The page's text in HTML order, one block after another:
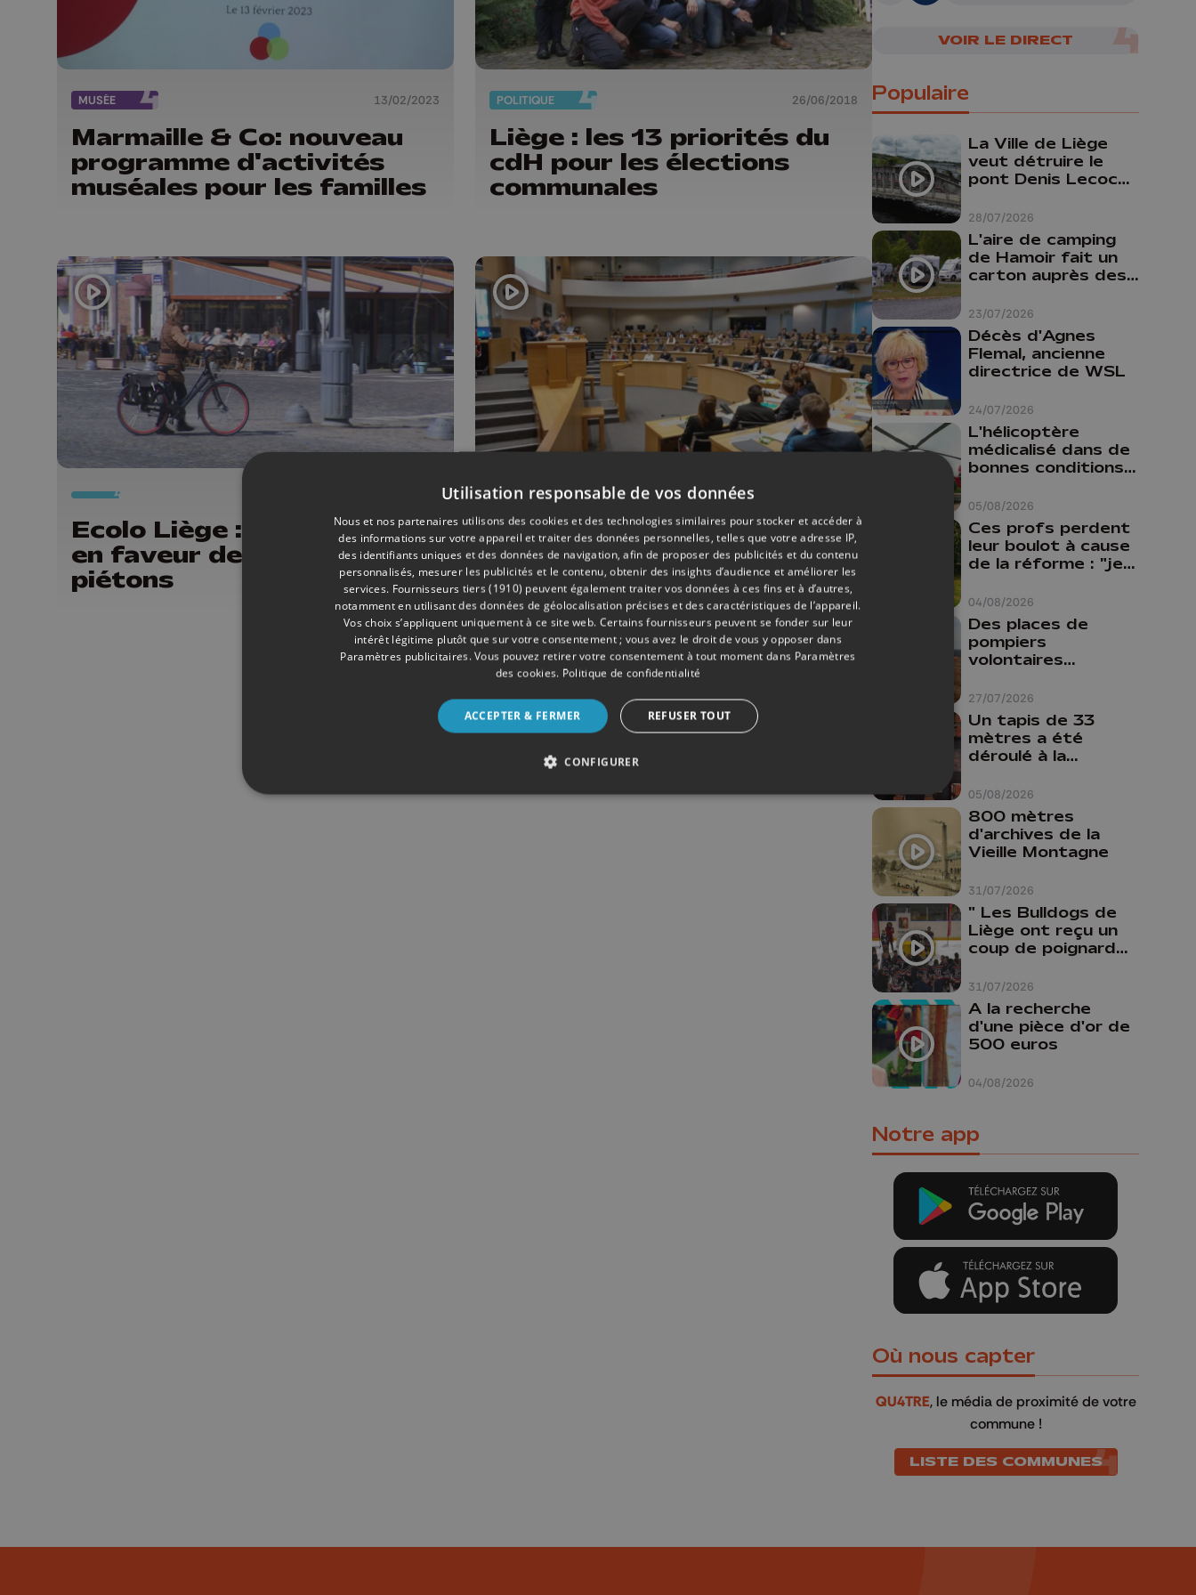
MUSÉE 13/02/2023
Marmaille & Co: nouveau
programme d'activités
muséales pour les familles
POLITIQUE 26/06/2018
Liège : les 13 priorités du
cdH pour les élections
communales
Ecolo Liège : propositions
en faveur des cyclistes et
piétons
POLITIQUE
22ème session du
Parlement Jeunesse, c'est
parti !
VOIR LE DIRECT
Populaire
28/07/2026
La Ville de Liège
veut détruire le
pont Denis Lecocq
budget pour le
faire
23/07/2026
L'aire de camping
de Hamoir fait un
carton auprès des
24/07/2026
Décès d'Agnes
Flemal, ancienne
directrice de WSL
05/08/2026
L'hélicoptère
médicalisé dans de
bonnes conditions à
04/08/2026
Ces profs perdent
leur boulot à cause
de la réforme : "je
comme prof que
comme
pharmacienne"
27/07/2026
Des places de
pompiers
volontaires
province de Liège :
"Un citoyen qui
n'est formé ne
peut pas nous
aider"
05/08/2026
Un tapis de 33
mètres a été
déroulé à la
Liège
31/07/2026
800 mètres
d'archives de la
Vieille Montagne
31/07/2026
" Les Bulldogs de
Liège ont reçu un
coup de poignard
04/08/2026
A la recherche
d'une pièce d'or de
500 euros
Notre app
Où nous capter
QU4TRE, le média de proximité de votre
commune !
LISTE DES COMMUNES
Utilisation responsable de vos données
Nous et nos partenaires utilisons des cookies et des technologies similaires pour stocker et accéder à
des informations sur votre appareil et traiter des données personnelles, telles que votre adresse IP,
des identifiants uniques et des données de navigation, afin de proposer des publicités et du contenu
personnalisés, mesurer les publicités et le contenu, obtenir des insights d’audience et améliorer les
services. Fournisseurs tiers (1910) peuvent également traiter vos données à ces fins et à d’autres,
notamment en utilisant des données de géolocalisation précises et des caractéristiques de l’appareil.
Vos choix s’appliquent uniquement à ce site web. Certains fournisseurs peuvent se fonder sur leur
intérêt légitime plutôt que sur votre consentement ; vous avez le droit de vous y opposer dans
Paramètres publicitaires. Vous pouvez retirer votre consentement à tout moment dans Paramètres
des cookies. Politique de confidentialité
ACCEPTER & FERMER REFUSER TOUT
CONFIGURER